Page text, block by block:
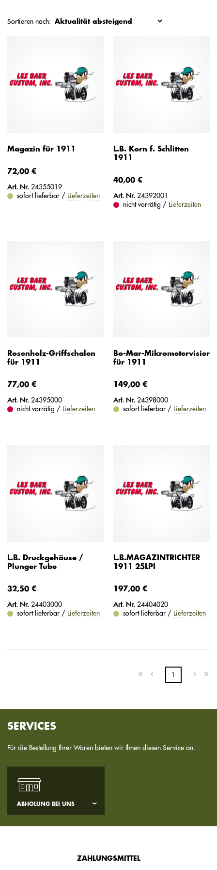
Sortieren nach:
Magazin für 1911
72,00 €
Art. Nr. 24355019
sofort lieferbar / Lieferzeiten
L.B. Korn f. Schlitten
1911
40,00 €
Art. Nr. 24392001
nicht vorrätig / Lieferzeiten
Rosenholz-Griffschalen
für 1911
77,00 €
Art. Nr. 24395000
nicht vorrätig / Lieferzeiten
Bo-Mar-Mikrometervisier
für 1911
149,00 €
Art. Nr. 24398000
sofort lieferbar / Lieferzeiten
L.B. Druckgehäuse /
Plunger Tube
32,50 €
Art. Nr. 24403000
sofort lieferbar / Lieferzeiten
L.B.MAGAZINTRICHTER
1911 25LPI
197,00 €
Art. Nr. 24404020
sofort lieferbar / Lieferzeiten
1
SERVICES
Für die Bestellung Ihrer Waren bieten wir Ihnen diesen Service an.
ABHOLUNG BEI UNS
ZAHLUNGSMITTEL